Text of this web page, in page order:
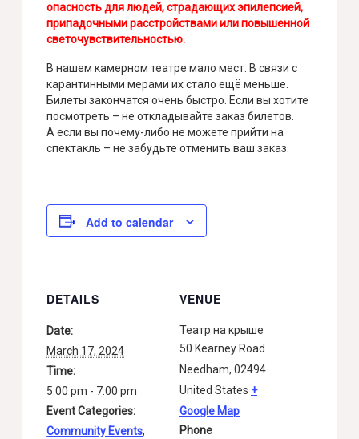
опасность для людей, страдающих эпилепсией,
припадочными расстройствами или повышенной
светочувствительностью.
В нашем камерном театре мало мест. В связи с
карантинными мерами их стало ещё меньше.
Билеты закончатся очень быстро. Если вы хотите
посмотреть – не откладывайте заказ билетов.
А если вы почему-либо не можете прийти на
спектакль – не забудьте отменить ваш заказ.
Add to calendar
DETAILS
Date:
March 17, 2024
Time:
5:00 pm - 7:00 pm
Event Categories:
Community Events,
VENUE
Театр на крыше
50 Kearney Road
Needham, 02494
United States +
Google Map
Phone